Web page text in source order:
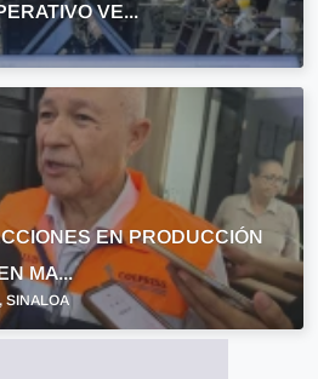
VE...
EN PRODUCCIÓN
MA...
SINALOA